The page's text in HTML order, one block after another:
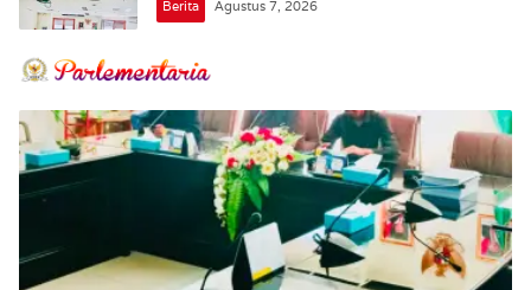
Berita Agustus 7, 2026